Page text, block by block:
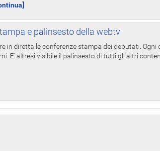
e palinsesto della webtv
in diretta le conferenze stampa dei deputati.
E' altresì visibile il palinsesto di tutti gli altri